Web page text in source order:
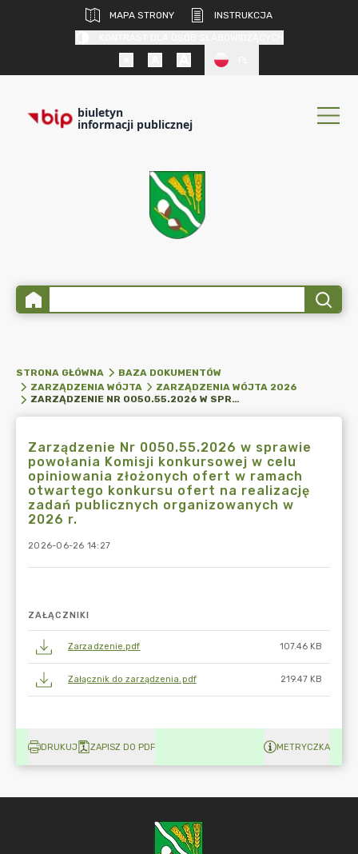
MAPA STRONY
INSTRUKCJA
biuletyn
informacji publicznej
STRONA GŁÓWNA
BAZA DOKUMENTÓW
ZARZĄDZENIA WÓJTA
ZARZĄDZENIA WÓJTA 2026
ZARZĄDZENIE NR 0050.55.2026 W SPRAWIE POWOŁANIA KOMISJI KONKURSOWEJ W CELU OPINIOWANIA ZŁOŻONYCH OFERT W RAMACH OTWARTEGO KONKURSU OFERT NA REALIZACJĘ ZADAŃ PUBLICZNYCH ORGANIZOWANYCH W 2026 R.
Zarządzenie Nr 0050.55.2026 w sprawie
powołania Komisji konkursowej w celu
opiniowania złożonych ofert w ramach
otwartego konkursu ofert na realizację
zadań publicznych organizowanych w
2026 r.
2026-06-26 14:27
ZAŁĄCZNIKI
Zarzadzenie.pdf 107.46 KB
Załącznik do zarządzenia.pdf 219.47 KB
DRUKUJ ZAPISZ DO PDF METRYCZKA